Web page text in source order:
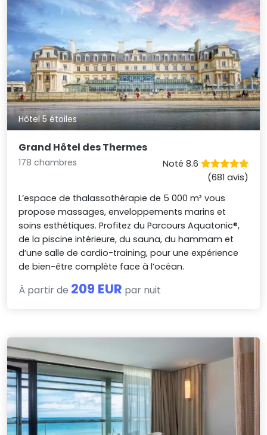
Hôtel 5 étoiles
Grand Hôtel des Thermes
178 chambres
Noté 8.6
(681 avis)
L’espace de thalassothérapie de 5 000 m² vous
propose massages, enveloppements marins et
soins esthétiques. Profitez du Parcours Aquatonic®,
de la piscine intérieure, du sauna, du hammam et
d’une salle de cardio-training, pour une expérience
de bien-être complète face à l’océan.
À partir de 209 EUR par nuit